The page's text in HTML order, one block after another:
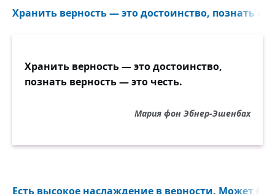
Хранить верность — это достоинство, познать
Хранить верность — это достоинство,
познать верность — это честь.
Мария фон Эбнер-Эшенбах
Есть высокое наслаждение в верности. Может